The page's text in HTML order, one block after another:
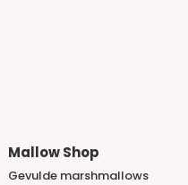
Mallow Shop
Gevulde marshmallows